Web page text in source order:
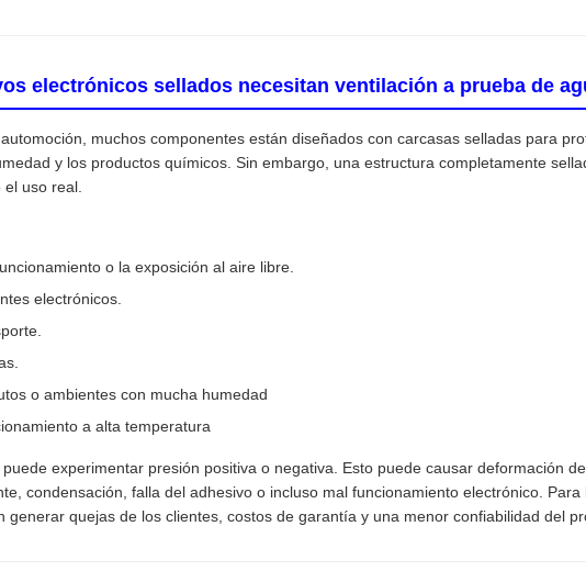
electrónicos sellados necesitan ventilación a prueba de
muchos componentes están diseñados con carcasas selladas para
y los productos químicos. Sin embargo, una estructura completamente
uso real.
o la exposición al aire libre.
electrónicos.
o ambientes con mucha humedad
a alta temperatura
experimentar presión positiva o negativa. Esto puede causar deformación de
condensación, falla del adhesivo o incluso mal funcionamiento electrónico. Para
quejas de los clientes, costos de garantía y una menor confiabilidad del